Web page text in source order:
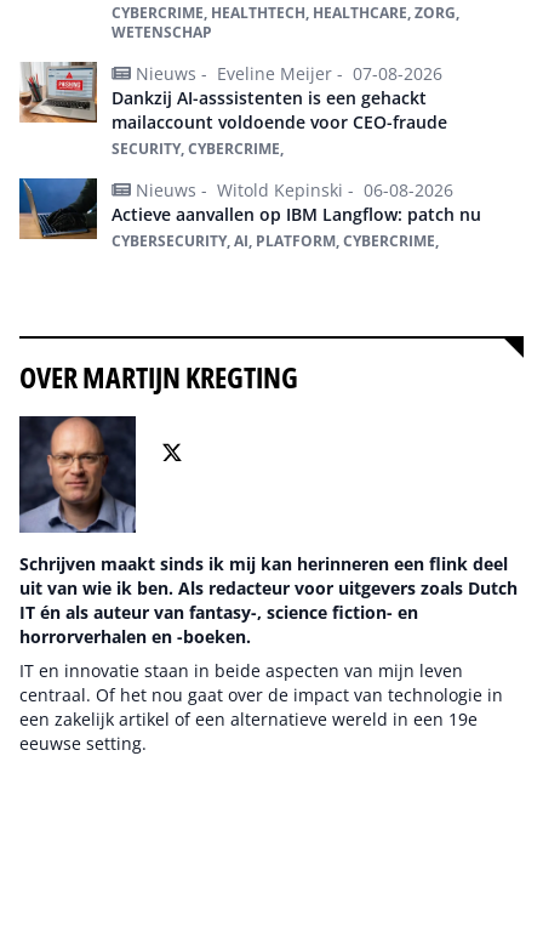
CYBERCRIME, HEALTHTECH, HEALTHCARE, ZORG,
WETENSCHAP
Nieuws - Eveline Meijer - 07-08-2026
Dankzij AI-asssistenten is een gehackt
mailaccount voldoende voor CEO-fraude
SECURITY, CYBERCRIME,
Nieuws - Witold Kepinski - 06-08-2026
Actieve aanvallen op IBM Langflow: patch nu
CYBERSECURITY, AI, PLATFORM, CYBERCRIME,
OVER MARTIJN KREGTING
Schrijven maakt sinds ik mij kan herinneren een flink deel
uit van wie ik ben. Als redacteur voor uitgevers zoals Dutch
IT én als auteur van fantasy-, science fiction- en
horrorverhalen en -boeken.
IT en innovatie staan in beide aspecten van mijn leven
centraal. Of het nou gaat over de impact van technologie in
een zakelijk artikel of een alternatieve wereld in een 19e
eeuwse setting.